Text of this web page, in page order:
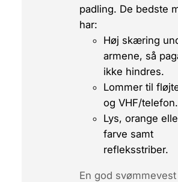
padling. De bedste
har:
Høj skæring
armene, så
ikke hindres.
Lommer til
og VHF/telefon.
Lys, orange
farve samt
refleksstriber.
En god